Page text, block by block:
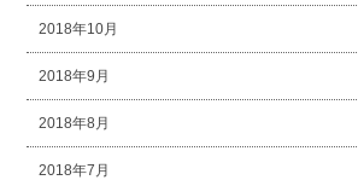
2018年10月
2018年9月
2018年8月
2018年7月